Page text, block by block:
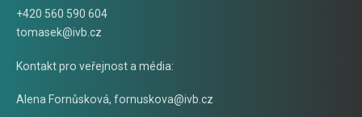
+420 560 590 604
tomasek@ivb.cz
Kontakt pro veřejnost a média:
Alena Fornůsková, fornuskova@ivb.cz